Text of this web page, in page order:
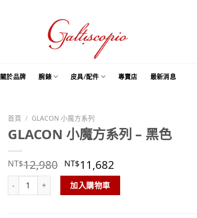
關於品牌 腕錶 皮具/配件 專賣店 最新消息
首頁 / GLACON 小魔方系列
GLACON 小魔方系列 – 黑色
NT$12,980 NT$11,682
GLACON 小魔方系列 – 黑色 數量
加入購物車